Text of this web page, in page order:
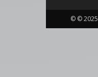
© © 2025